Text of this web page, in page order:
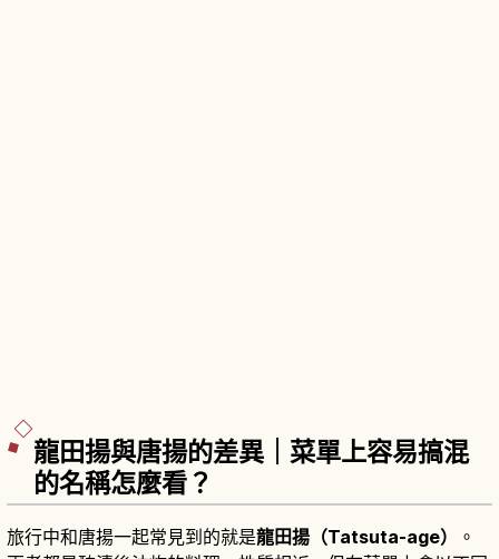
龍田揚與唐揚的差異｜菜單上容易搞混
的名稱怎麼看？
旅行中和唐揚一起常見到的就是龍田揚（Tatsuta-age）
。